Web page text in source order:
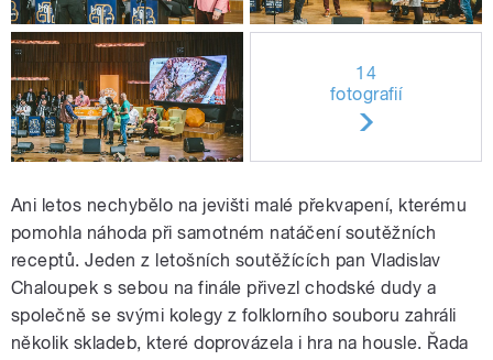
14
fotografií
Ani letos nechybělo na jevišti malé překvapení, kterému
pomohla náhoda při samotném natáčení soutěžních
receptů. Jeden z letošních soutěžících pan Vladislav
Chaloupek s sebou na finále přivezl chodské dudy a
společně se svými kolegy z folklorního souboru zahráli
několik skladeb, které doprovázela i hra na housle. Řada